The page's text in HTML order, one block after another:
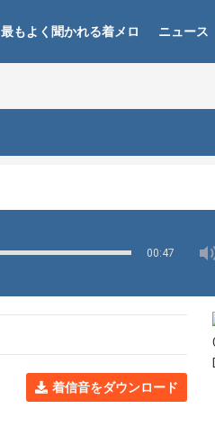
最もよく聞かれる着メロ ニュース
00:47
着信音をダウンロード